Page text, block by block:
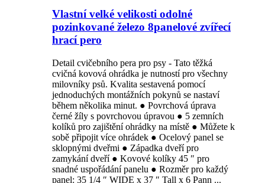
Vlastní velké velikosti odolné
pozinkované železo 8panelové zvířecí
hrací pero
Detail cvičebního pera pro psy - Tato těžká
cvičná kovová ohrádka je nutností pro všechny
milovníky psů. Kvalita sestavená pomocí
jednoduchých montážních pokynů se nastaví
během několika minut. ● Povrchová úprava
černé žíly s povrchovou úpravou ● 5 zemních
kolíků pro zajištění ohrádky na místě ● Můžete k
sobě připojit více ohrádek ● Ocelový panel se
sklopnými dveřmi ● Západka dveří pro
zamykání dveří ● Kovové kolíky 45 ″ pro
snadné uspořádání panelu ● Rozměr pro každý
panel: 35 1/4 ″ WIDE x 37 ″ Tall x 6 Pann ...